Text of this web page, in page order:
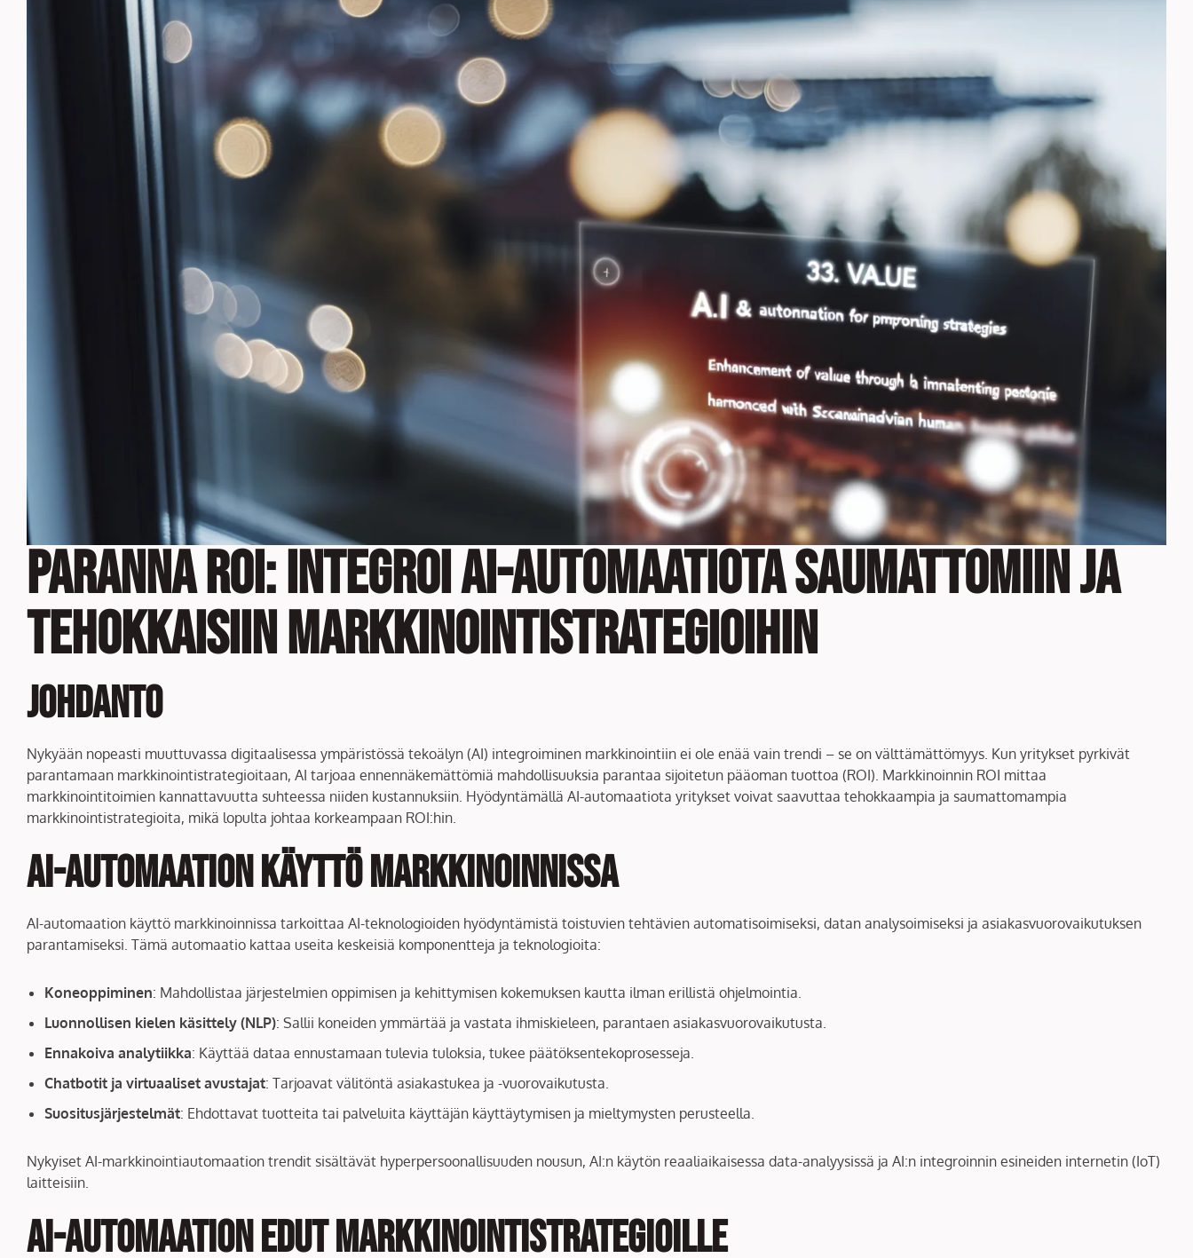
Paranna ROI: Integroi AI-automaatiota saumattomiin ja
tehokkaisiin markkinointistrategioihin
Johdanto
Nykyään nopeasti muuttuvassa digitaalisessa ympäristössä tekoälyn (AI) integroiminen markkinointiin ei ole enää vain trendi – se on välttämättömyys. Kun yritykset pyrkivät
parantamaan markkinointistrategioitaan, AI tarjoaa ennennäkemättömiä mahdollisuuksia parantaa sijoitetun pääoman tuottoa (ROI). Markkinoinnin ROI mittaa
markkinointitoimien kannattavuutta suhteessa niiden kustannuksiin. Hyödyntämällä AI-automaatiota yritykset voivat saavuttaa tehokkaampia ja saumattomampia
markkinointistrategioita, mikä lopulta johtaa korkeampaan ROI:hin.
AI-automaation käyttö markkinoinnissa
AI-automaation käyttö markkinoinnissa tarkoittaa AI-teknologioiden hyödyntämistä toistuvien tehtävien automatisoimiseksi, datan analysoimiseksi ja asiakasvuorovaikutuksen
parantamiseksi. Tämä automaatio kattaa useita keskeisiä komponentteja ja teknologioita:
Koneoppiminen: Mahdollistaa järjestelmien oppimisen ja kehittymisen kokemuksen kautta ilman erillistä ohjelmointia.
Luonnollisen kielen käsittely (NLP): Sallii koneiden ymmärtää ja vastata ihmiskieleen, parantaen asiakasvuorovaikutusta.
Ennakoiva analytiikka: Käyttää dataa ennustamaan tulevia tuloksia, tukee päätöksentekoprosesseja.
Chatbotit ja virtuaaliset avustajat: Tarjoavat välitöntä asiakastukea ja -vuorovaikutusta.
Suositusjärjestelmät: Ehdottavat tuotteita tai palveluita käyttäjän käyttäytymisen ja mieltymysten perusteella.
Nykyiset AI-markkinointiautomaation trendit sisältävät hyperpersoonallisuuden nousun, AI:n käytön reaaliaikaisessa data-analyysissä ja AI:n integroinnin esineiden internetin (IoT)
laitteisiin.
AI-automaation edut markkinointistrategioille